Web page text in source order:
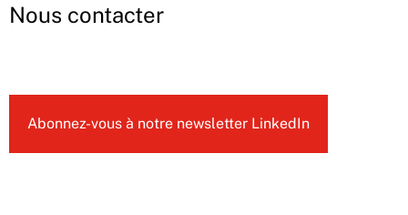
Nous contacter
Abonnez-vous à notre newsletter LinkedIn